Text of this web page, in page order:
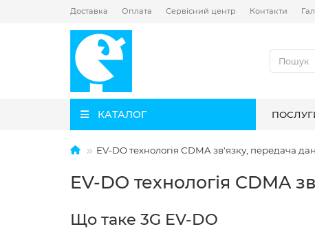
Доставка Оплата Сервісний центр Контакти
КАТАЛОГ
EV-DO технологія CDMA зв'язку, передача
EV-DO технологія CDMA
Що таке 3G EV-DO